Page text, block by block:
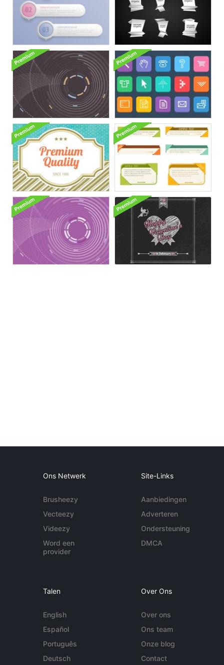
Ons Netwerk
Brusheezy
Vecteezy
Videezy
Word een
provider
Site-Links
Aanbiedingen
Adverteren
Ondersteuning
DMCA
Talen
English
Español
Português
Deutsch
Over Ons
Over ons
Ons team
Onze blog
Contact